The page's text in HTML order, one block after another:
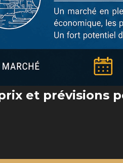
et prévisions